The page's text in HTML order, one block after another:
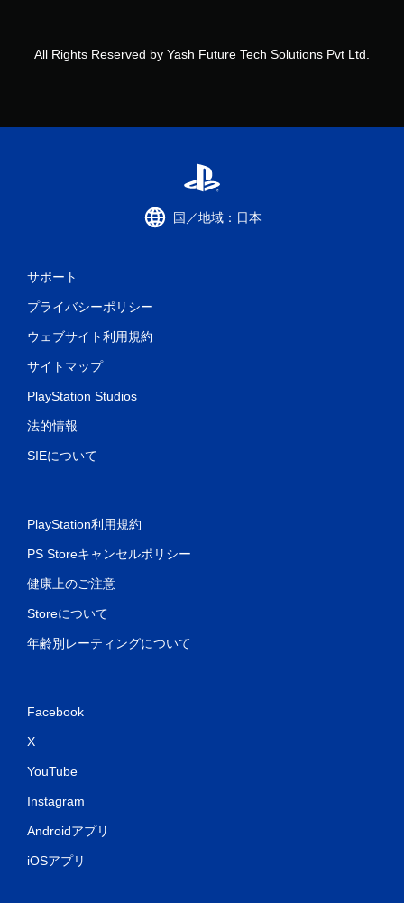
All Rights Reserved by Yash Future Tech Solutions Pvt Ltd.
国／地域：日本
サポート
プライバシーポリシー
ウェブサイト利用規約
サイトマップ
PlayStation Studios
法的情報
SIEについて
PlayStation利用規約
PS Storeキャンセルポリシー
健康上のご注意
Storeについて
年齢別レーティングについて
Facebook
X
YouTube
Instagram
Androidアプリ
iOSアプリ